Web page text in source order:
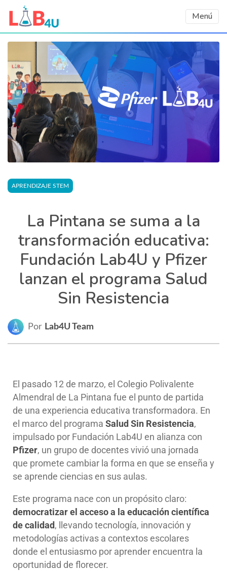
Menú
APRENDIZAJE STEM
La Pintana se suma a la
transformación educativa:
Fundación Lab4U y Pfizer
lanzan el programa Salud
Sin Resistencia
Por Lab4U Team
El pasado 12 de marzo, el Colegio Polivalente
Almendral de La Pintana fue el punto de partida
de una experiencia educativa transformadora. En
el marco del programa Salud Sin Resistencia,
impulsado por Fundación Lab4U en alianza con
Pfizer, un grupo de docentes vivió una jornada
que promete cambiar la forma en que se enseña y
se aprende ciencias en sus aulas.
Este programa nace con un propósito claro:
democratizar el acceso a la educación científica
de calidad , llevando tecnología, innovación y
metodologías activas a contextos escolares
donde el entusiasmo por aprender encuentra la
oportunidad de florecer.